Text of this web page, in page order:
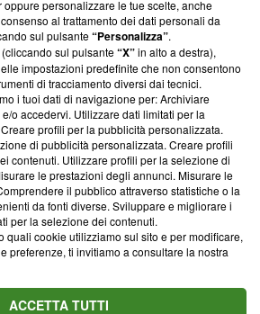
Via Carlo Frasca, 3 - 6900
+39 0690258937
personalizzare le tue scelte, anche
al trattamento dei dati personali da
sul pulsante“Personalizza”.
sul pulsante“X”in alto a destra),
impostazioni predefinite che non consentono
di tracciamento diversi dai tecnici.
i tuoi dati di navigazione per: Archiviare
o accedervi. Utilizzare dati limitati per la
profili per la pubblicità personalizzata.
di pubblicità personalizzata. Creare profili
contenuti. Utilizzare profili per la selezione di
le prestazioni degli annunci. Misurare le
il pubblico attraverso statistiche o la
da fonti diverse. Sviluppare e migliorare i
per la selezione dei contenuti.
quali cookie utilizziamo sul sito e per modificare,
preferenze, ti invitiamo a consultare la nostra
ACCETTA TUTTI